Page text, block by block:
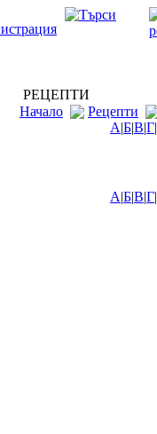
РЕЦЕПТИ
Начало
Рецепти
А|Б|В|Г|
А|Б|В|Г|